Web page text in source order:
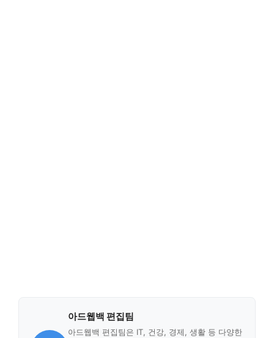
아드웹백 편집팀
아드웹백 편집팀은 IT, 건강, 경제, 생활 등 다양한